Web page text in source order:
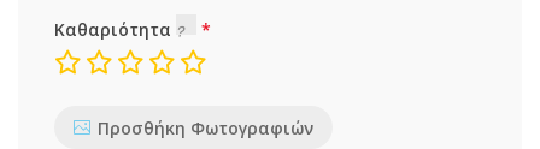
Καθαριότητα
Προσθήκη Φωτογραφιών